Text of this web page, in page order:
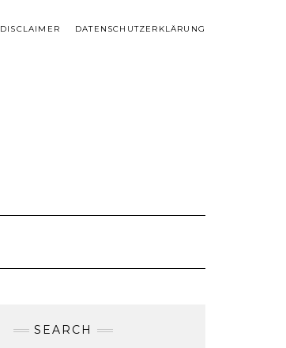
DISCLAIMER DATENSCHUTZERKLÄRUNG
SEARCH